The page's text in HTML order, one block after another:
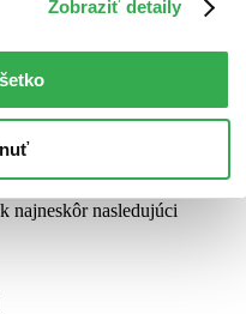
Zobraziť detaily
najneskôr nasledujúci